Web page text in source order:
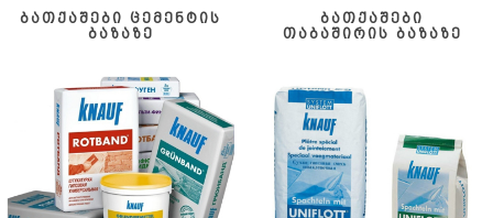
ბათქაშები ცემენტის
ბაზაზე
ბათქაშები
თაბაშირის ბაზაზე